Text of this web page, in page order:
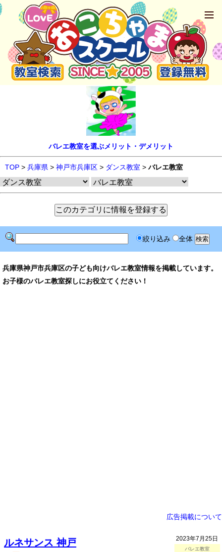
バレエ教室を選ぶメリット・デメリット
TOP > 兵庫県 > 神戸市兵庫区 > ダンス教室 > バレエ教室
絞り込み 全体
兵庫県神戸市兵庫区の子ども向けバレエ教室情報を掲載しています。
お子様のバレエ教室探しにお役立てください！
広告掲載について
2023年7月25日
バレエ教室
ルネサンス 神戸